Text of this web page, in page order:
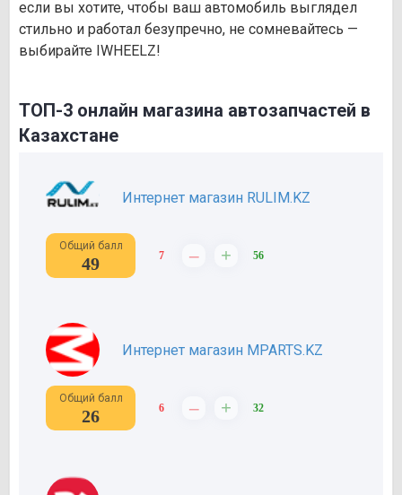
если вы хотите, чтобы ваш автомобиль выглядел
стильно и работал безупречно, не сомневайтесь —
выбирайте IWHEELZ!
ТОП-3 онлайн магазина автозапчастей в
Казахстане
Интернет магазин RULIM.KZ
Общий балл
49 7 – + 56
Интернет магазин MPARTS.KZ
Общий балл
26 6 – + 32